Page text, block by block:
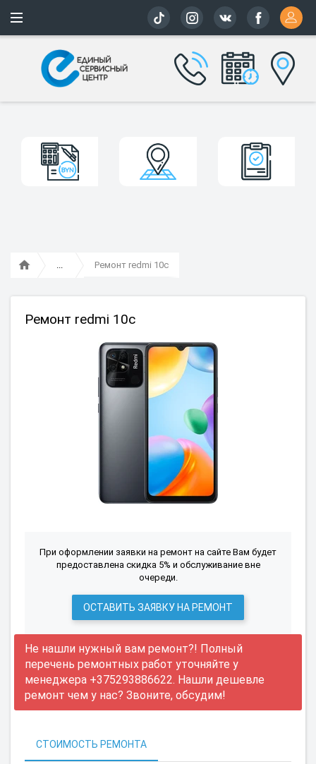
Более
Ремонт redmi 10c
Ремонт redmi 10c
При оформлении заявки на ремонт на сайте Вам будет
предоставлена скидка 5% и обслуживание вне
очереди.
ОСТАВИТЬ ЗАЯВКУ НА РЕМОНТ
Не нашли нужный вам ремонт?! Полный
перечень ремонтных работ уточняйте у
менеджера +375293886622. Нашли дешевле
ремонт чем у нас? Звоните, обсудим!
СТОИМОСТЬ РЕМОНТА